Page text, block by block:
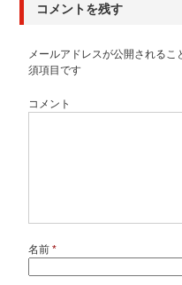
コメントを残す
メールアドレスが公開されるこ
須項目です
コメント
名前 *